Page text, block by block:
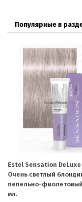
Популярные в
Estel Sensation DeLuxe
Очень светлый
пепельно-
мл.